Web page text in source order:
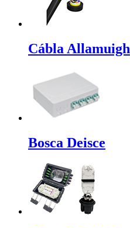
Cábla Allamuigh
Bosca Deisce